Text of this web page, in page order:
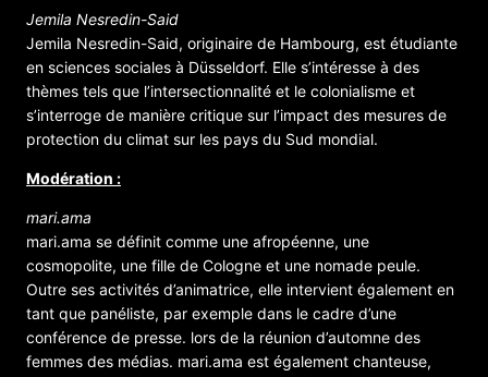
Jemila Nesredin-Said
Jemila Nesredin-Said, originaire de Hambourg, est étudiante
en sciences sociales à Düsseldorf. Elle s’intéresse à des
thèmes tels que l’intersectionnalité et le colonialisme et
s’interroge de manière critique sur l’impact des mesures de
protection du climat sur les pays du Sud mondial.
Modération :
mari.ama
mari.ama se définit comme une afropéenne, une
cosmopolite, une fille de Cologne et une nomade peule.
Outre ses activités d’animatrice, elle intervient également en
tant que panéliste, par exemple dans le cadre d’une
conférence de presse. lors de la réunion d’automne des
femmes des médias. mari.ama est également chanteuse,